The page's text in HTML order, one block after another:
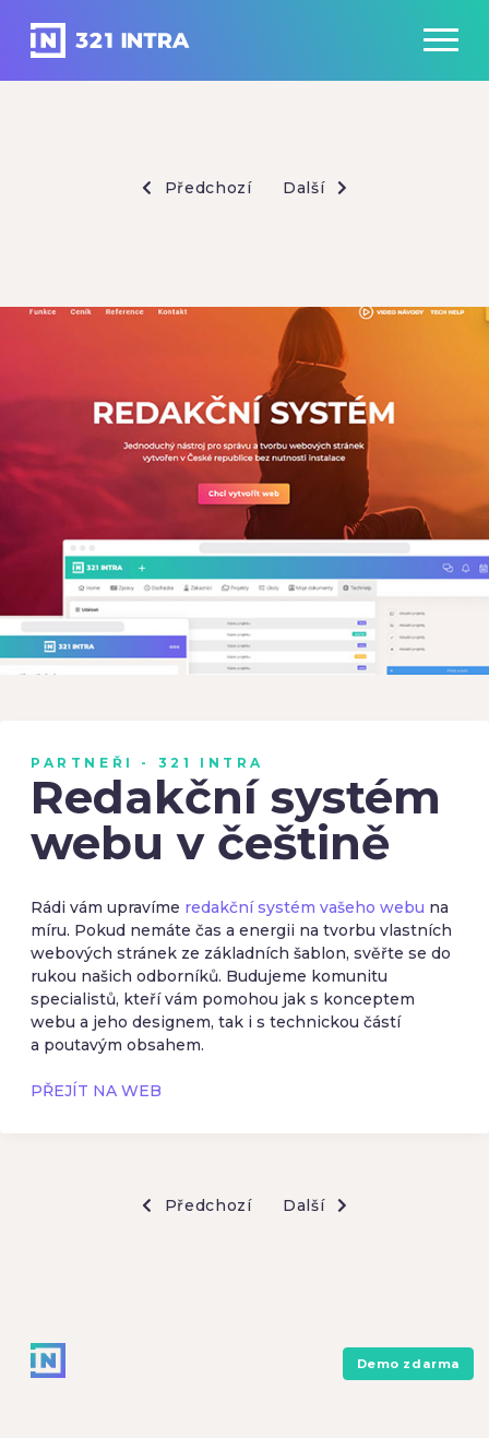
Předchozí Další
PARTNEŘI - 321 INTRA
Redakční systém
webu v češtině
Rádi vám upravíme redakční systém vašeho webu na
míru. Pokud nemáte čas a energii na tvorbu vlastních
webových stránek ze základních šablon, svěřte se do
rukou našich odborníků. Budujeme komunitu
specialistů, kteří vám pomohou jak s konceptem
webu a jeho designem, tak i s technickou částí
a poutavým obsahem.
PŘEJÍT NA WEB
Předchozí Další
Demo zdarma